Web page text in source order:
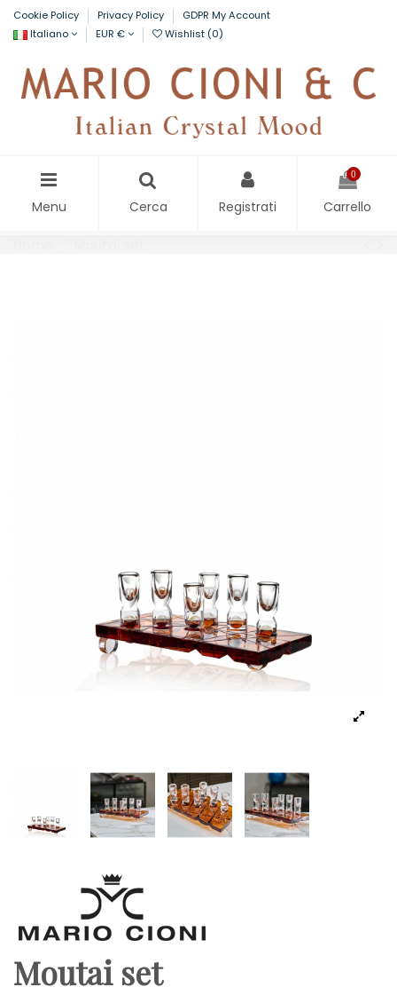
Cookie Policy Privacy Policy
GDPR My Account
Italiano
EUR € Wishlist (0)
Menu Cerca Registrati
0
Carrello
Moutai set